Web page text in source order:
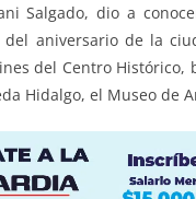
Salgado, dio a
del aniversario de la
del Centro Histórico,
Hidalgo, el Museo de